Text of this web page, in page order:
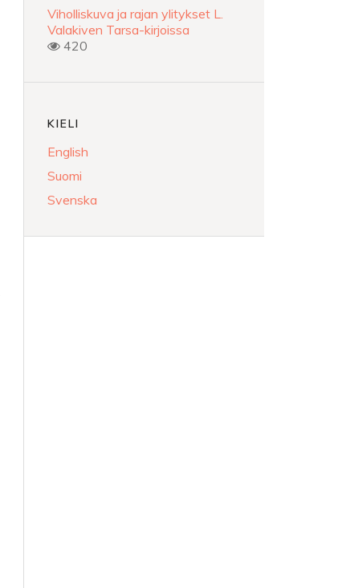
Viholliskuva ja rajan ylitykset L.
Valakiven Tarsa-kirjoissa
420
KIELI
English
Suomi
Svenska